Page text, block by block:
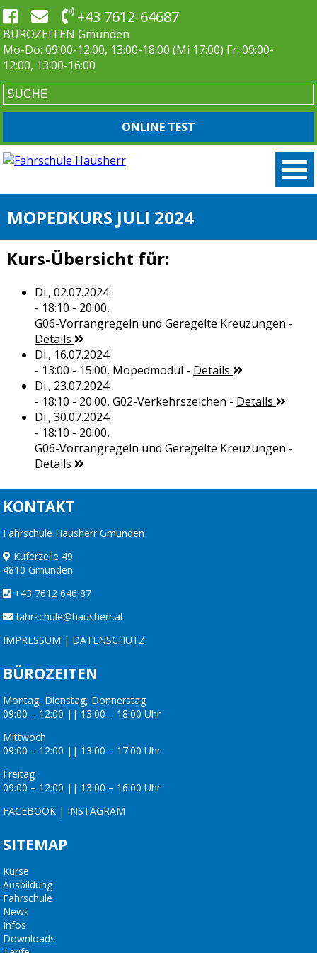
+43 7612-64687
BÜROZEITEN Gmunden
Mo-Do: 09:00-12:00, 13:00-18:00 (Mi 17:00) Fr: 09:00-
12:00, 13:00-16:00
ONLINE TEST
MOPEDKURS JULI 2024
Kurs-Übersicht für:
Di., 02.07.2024
- 18:10 - 20:00,
G06-Vorrangregeln und Geregelte Kreuzungen -
Details
Di., 16.07.2024
- 13:00 - 15:00, Mopedmodul - Details
Di., 23.07.2024
- 18:10 - 20:00, G02-Verkehrszeichen - Details
Di., 30.07.2024
- 18:10 - 20:00,
G06-Vorrangregeln und Geregelte Kreuzungen -
Details
KONTAKT
Fahrschule Hausherr Gmunden
Kuferzeile 49
4810 Gmunden
+43 7612 646 87
fahrschule@hausherr.at
IMPRESSUM | DATENSCHUTZ
BÜROZEITEN
Montag, Dienstag, Donnerstag
09:00 – 12:00 || 13:00 – 18:00 Uhr
Mittwoch
09:00 – 12:00 || 13:00 – 17:00 Uhr
Freitag
09:00 – 12:00 || 13:00 – 16:00 Uhr
FACEBOOK | INSTAGRAM
SITEMAP
Kurse
Ausbildung
Fahrschule
News
Infos
Downloads